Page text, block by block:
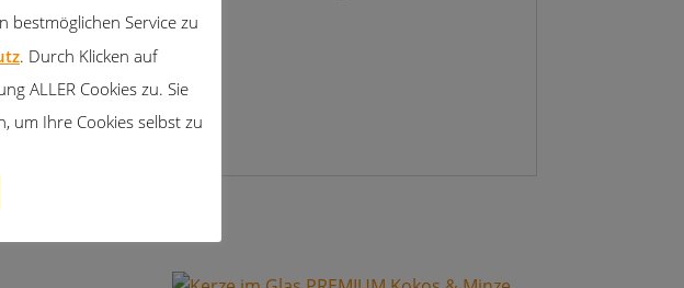
bestmöglichen Service zu
. Durch Klicken auf
ALLER Cookies zu. Sie
um Ihre Cookies selbst zu